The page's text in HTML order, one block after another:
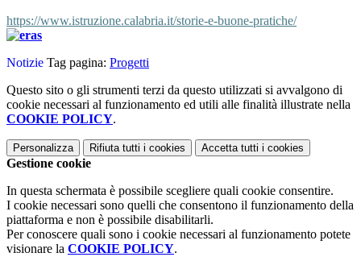
https://www.istruzione.calabria.it/storie-e-buone-pratiche/
Notizie Tag pagina: Progetti
Questo sito o gli strumenti terzi da questo utilizzati si avvalgono di
cookie necessari al funzionamento ed utili alle finalità illustrate nella
COOKIE POLICY.
Personalizza Rifiuta tutti i cookies Accetta tutti i cookies
Gestione cookie
In questa schermata è possibile scegliere quali cookie consentire.
I cookie necessari sono quelli che consentono il funzionamento della
piattaforma e non è possibile disabilitarli.
Per conoscere quali sono i cookie necessari al funzionamento potete
visionare la COOKIE POLICY.